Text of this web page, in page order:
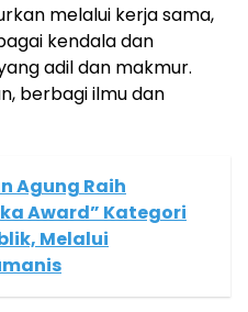
melalui kerja sama,
kendala dan
adil dan makmur.
berbagi ilmu dan
Agung Raih
Award” Kategori
Melalui